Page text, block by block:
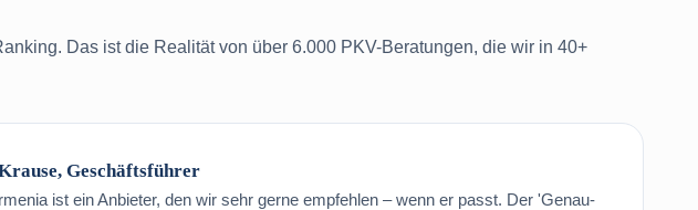
Das ist die Realität von über 6.000 PKV-Beratungen, die wir in 40+
Geschäftsführer
ist ein Anbieter, den wir sehr gerne empfehlen – wenn er passt. Der 'Genau-